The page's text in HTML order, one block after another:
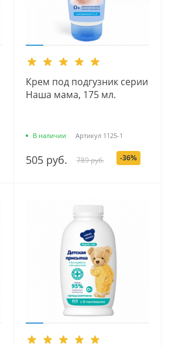
Крем под подгузник серии
Наша мама, 175 мл.
В наличии Артикул 1125-1
505 руб. 789 руб. -36%